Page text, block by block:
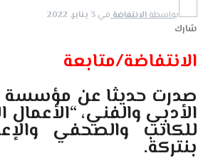
بواسطةالانتفاضة في 3 يناير, 2022
شارك
الانتفاضة/متابعة
صدرت حديثا عن مؤسسة
الأدبي والفني، “الأعمال
للكاتب والصحفي
بنتركة.